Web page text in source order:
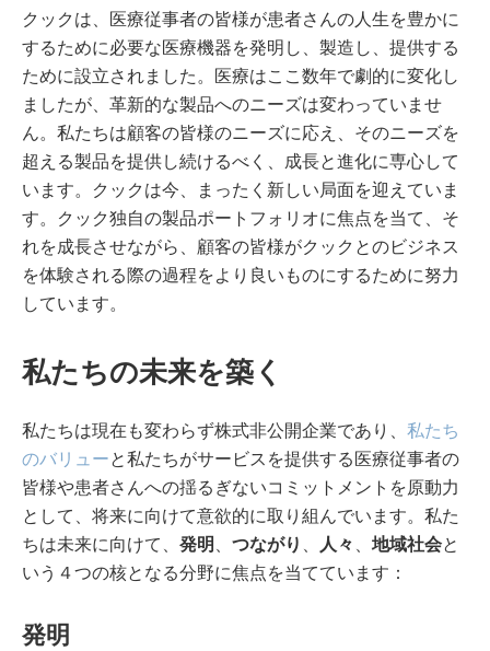
Video
クックは、医療従事者の皆様が患者さんの人生を豊かに
するために必要な医療機器を発明し、製造し、提供する
ために設立されました。医療はここ数年で劇的に変化し
ましたが、革新的な製品へのニーズは変わっていませ
ん。私たちは顧客の皆様のニーズに応え、そのニーズを
超える製品を提供し続けるべく、成長と進化に専心して
います。クックは今、まったく新しい局面を迎えていま
す。クック独自の製品ポートフォリオに焦点を当て、そ
れを成長させながら、顧客の皆様がクックとのビジネス
を体験される際の過程をより良いものにするために努力
しています。
私たちの未来を築く
私たちは現在も変わらず株式非公開企業であり、 私たち
のバリューと私たちがサービスを提供する医療従事者の
皆様や患者さんへの揺るぎないコミットメントを原動力
として、将来に向けて意欲的に取り組んでいます。私た
ちは未来に向けて、 発明 つながり 人々 地域社会と
いう４つの核となる分野に焦点を当てています：
発明